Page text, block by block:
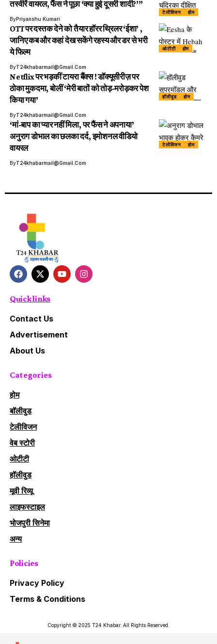
टेलीविजन होम
तस्वीरें वायरल, फैंस ने पूछा ‘क्या हुई दूसरी शादी?’”
ByPriyanshu Kumari
ओटीटी होम
OTT पर दस्तक देने को तैयार हॉरर थ्रिलर ‘ईशा’ ,
जानिए कब और कहां देख सकेंगे रहस्य और डर से भरी
ये फिल्म
ByT24khabarmail@gmail.com
हॉलीवुड होम
Netflix पर भड़कीं टायरा बैंक्स ! डॉक्यूसीरीज़ पर
ठोका मुकदमा, बोलीं ‘मेरी बातों को तोड़-मरोड़कर पेश
किया गया’
ByT24khabarmail@gmail.com
टेलीविजन होम
‘मां-बाप का प्यार नहीं मिला, पर फैंस ने अपनाया’
अनुराग डोभाल का छलका दर्द, इमोशनल वीडियो
वायरल
ByT24khabarmail@gmail.com
Quick links
Contact Us
Advertisement
About Us
Categories
होम
बॉलीवुड
टेलीविजन
वेब स्टोरी
ओटीटी
हॉलीवुड
मूवी रिव्यू
लाइफस्टाइल
भोजपुरी सिनेमा
अन्य
Policies
Privacy Policy
Terms & Conditions
Copyright © 2025 T24 Khabar. All Rights Reserved.